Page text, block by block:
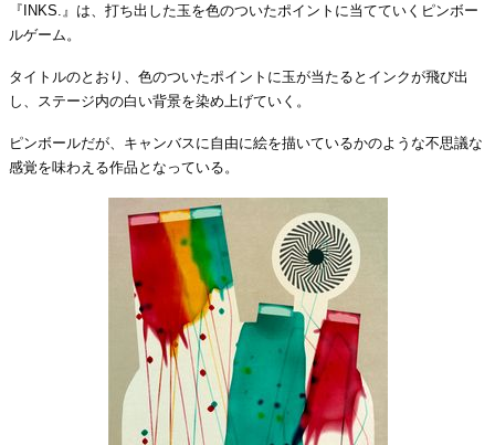
『INKS.』は、打ち出した玉を色のついたポイントに当てていくピンボー
ルゲーム。
タイトルのとおり、色のついたポイントに玉が当たるとインクが飛び出
し、ステージ内の白い背景を染め上げていく。
ピンボールだが、キャンバスに自由に絵を描いているかのような不思議な
感覚を味わえる作品となっている。